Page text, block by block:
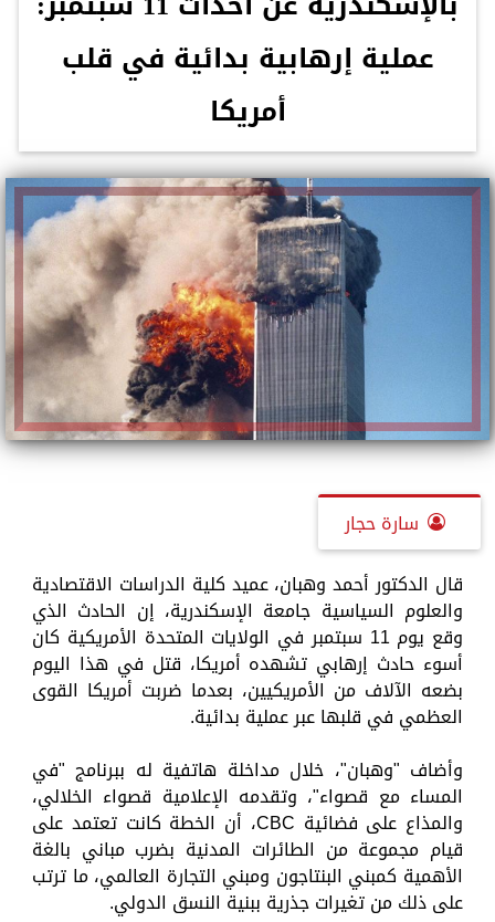
عملية إرهابية بدائية في قلب
أمريكا
سارة حجار
قال الدكتور أحمد وهبان، عميد كلية الدراسات الاقتصادية
والعلوم السياسية جامعة الإسكندرية، إن الحادث الذي
وقع يوم 11 سبتمبر في الولايات المتحدة الأمريكية كان
أسوء حادث إرهابي تشهده أمريكا، قتل في هذا اليوم
بضعه الآلاف من الأمريكيين، بعدما ضربت أمريكا القوى
العظمي في قلبها عبر عملية بدائية.
وأضاف "وهبان"، خلال مداخلة هاتفية له ببرنامج "في
المساء مع قصواء"، وتقدمه الإعلامية قصواء الخلالي،
والمذاع على فضائية CBC، أن الخطة كانت تعتمد على
قيام مجموعة من الطائرات المدنية بضرب مباني بالغة
الأهمية كمبني البنتاجون ومبني التجارة العالمي، ما ترتب
على ذلك من تغيرات جذرية ببنية النسق الدولي.